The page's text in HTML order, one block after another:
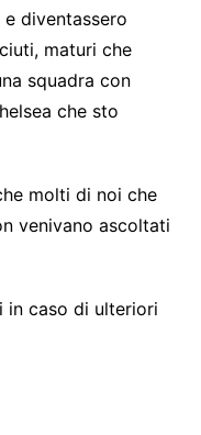
diventassero
maturi che
squadra con
che sto
molti di noi che
venivano ascoltati
in caso di ulteriori